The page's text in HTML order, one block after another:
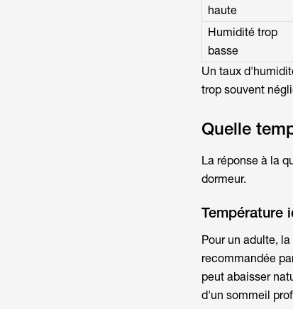
haute
Humidité trop
basse
Un taux
trop souvent
Quelle
La réponse à la
dormeur.
Température
Pour un adulte, la
recommandée
peut abaisser
d'un sommeil